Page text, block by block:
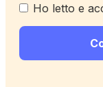
Ho letto e